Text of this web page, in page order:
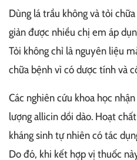
Dùng lá trầu không và tỏi
giản được nhiều chị em áp
Tỏi không chỉ là nguyên liệu
chữa bệnh vì có dược tính và
Các nghiên cứu khoa học
lượng allicin dồi dào. Hoạt
kháng sinh tự nhiên có tác
Do đó, khi kết hợp vị thuốc